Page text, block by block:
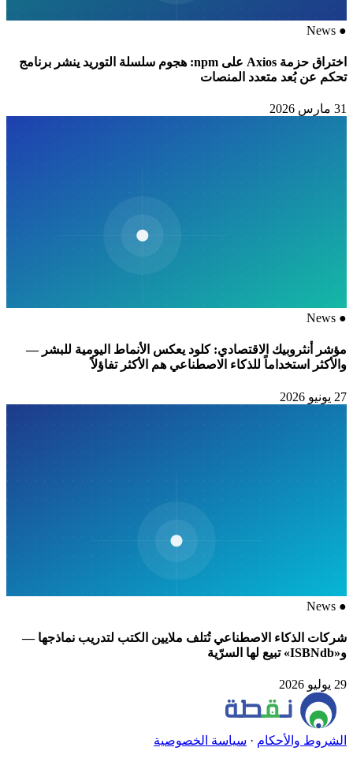
●
News
اختراق حزمة Axios على npm: هجوم سلسلة التوريد ينشر برنامج
تحكم عن بُعد متعدد المنصات
31 مارس 2026
●
News
مؤشر أنثروبيك الاقتصادي: كلود يعكس الأنماط اليومية للبشر —
والأكثر استخداماً للذكاء الاصطناعي هم الأكثر تفاؤلاً
27 يونيو 2026
●
News
شركات الذكاء الاصطناعي تُتلف ملايين الكتب لتدريب نماذجها —
و«ISBNdb» تبيع لها السرّية
29 يوليو 2026
الشروط والأحكام· سياسة الخصوصية